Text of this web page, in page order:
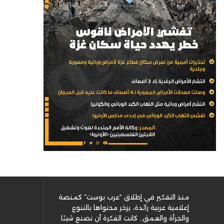
منذ التفكير في إطلاق “عرب بوست” كمنصة
إعلامية عربية رائدة، يزخر محتواها بالتنوع
والجرأة والعمق.. كانت الفكرة أن نصنع شيئا